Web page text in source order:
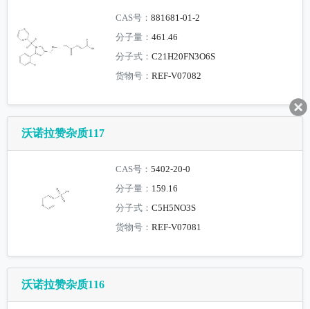
CAS号：881681-01-2
分子量：461.46
分子式：C21H20FN3O6S
货物号：REF-V07082
沃诺拉赞杂质117
CAS号：5402-20-0
分子量： 159.16
分子式：C5H5NO3S
货物号：REF-V07081
沃诺拉赞杂质116